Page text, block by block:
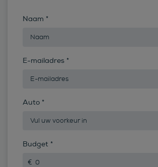
Naam *
E-mailadres *
Auto *
Budget *